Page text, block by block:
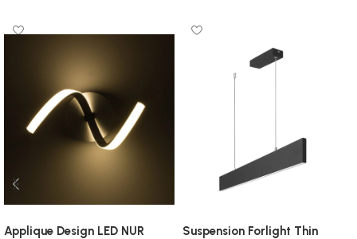
Applique Design LED NUR
Suspension Forlight Thin